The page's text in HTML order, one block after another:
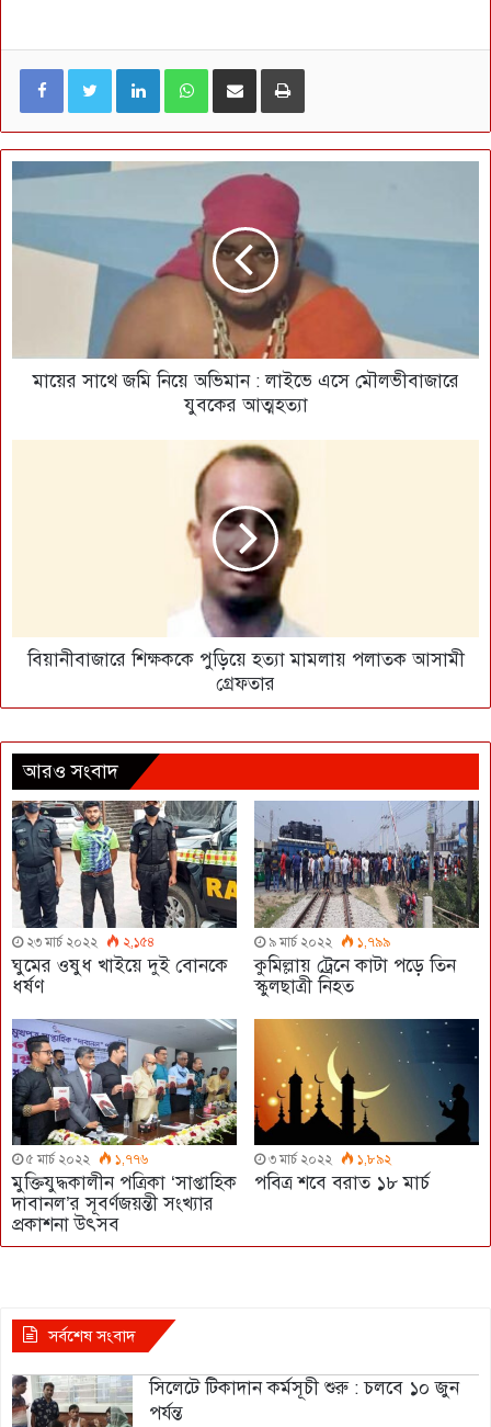
LinkedIn WhatsApp ই-মেইলে শেয়ার করুন
মায়ের সাথে জমি নিয়ে অভিমান : লাইভে এসে মৌলভীবাজারে
যুবকের আত্মহত্যা
বিয়ানীবাজারে শিক্ষককে পুড়িয়ে হত্যা মামলায় পলাতক আসামী
গ্রেফতার
আরও সংবাদ
২৩ মার্চ ২০২২ ২,১৫৪
ঘুমের ওষুধ খাইয়ে দুই বোনকে
ধর্ষণ
৯ মার্চ ২০২২ ১,৭৯৯
কুমিল্লায় ট্রেনে কাটা পড়ে তিন
স্কুলছাত্রী নিহত
৫ মার্চ ২০২২ ১,৭৭৬
মুক্তিযুদ্ধকালীন পত্রিকা ‘সাপ্তাহিক
দাবানল’র সূবর্ণজয়ন্তী সংখ্যার
প্রকাশনা উৎসব
৩ মার্চ ২০২২ ১,৮৯২
পবিত্র শবে বরাত ১৮ মার্চ
সর্বশেষ সংবাদ
সিলেটে টিকাদান কর্মসূচী শুরু : চলবে ১০ জুন
পর্যন্ত